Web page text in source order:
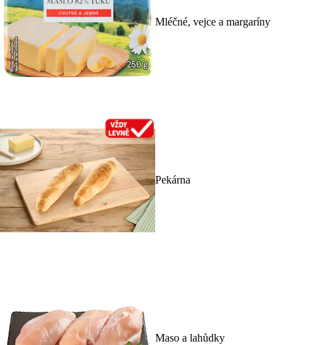
Mléčné, vejce a margaríny
Pekárna
Maso a lahůdky